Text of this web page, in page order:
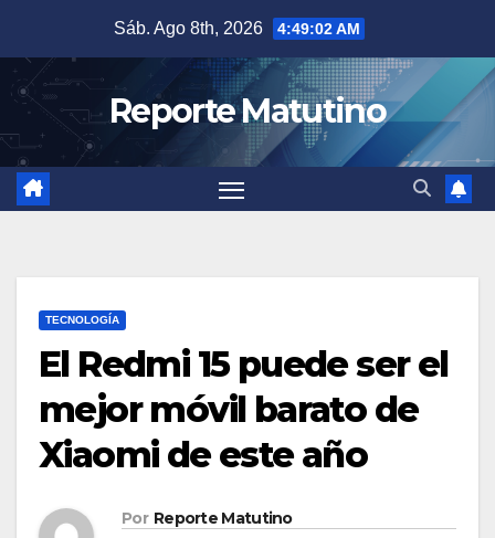
contenido
Sáb. Ago 8th, 2026 4:49:03 AM
Reporte Matutino
TECNOLOGÍA
El Redmi 15 puede ser el
mejor móvil barato de
Xiaomi de este año
Por Reporte Matutino